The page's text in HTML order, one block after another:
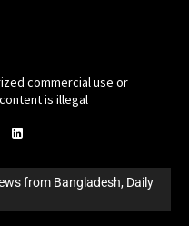
commercial use or
is illegal
from Bangladesh, Daily